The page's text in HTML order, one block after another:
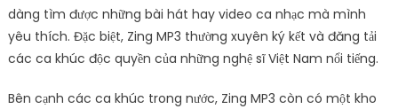
dàng tìm được những bài hát hay video ca nhạc mà mình
yêu thích. Đặc biệt, Zing MP3 thường xuyên ký kết và đăng tải
các ca khúc độc quyền của những nghệ sĩ Việt Nam nổi tiếng.
Bên cạnh các ca khúc trong nước, Zing MP3 còn có một kho